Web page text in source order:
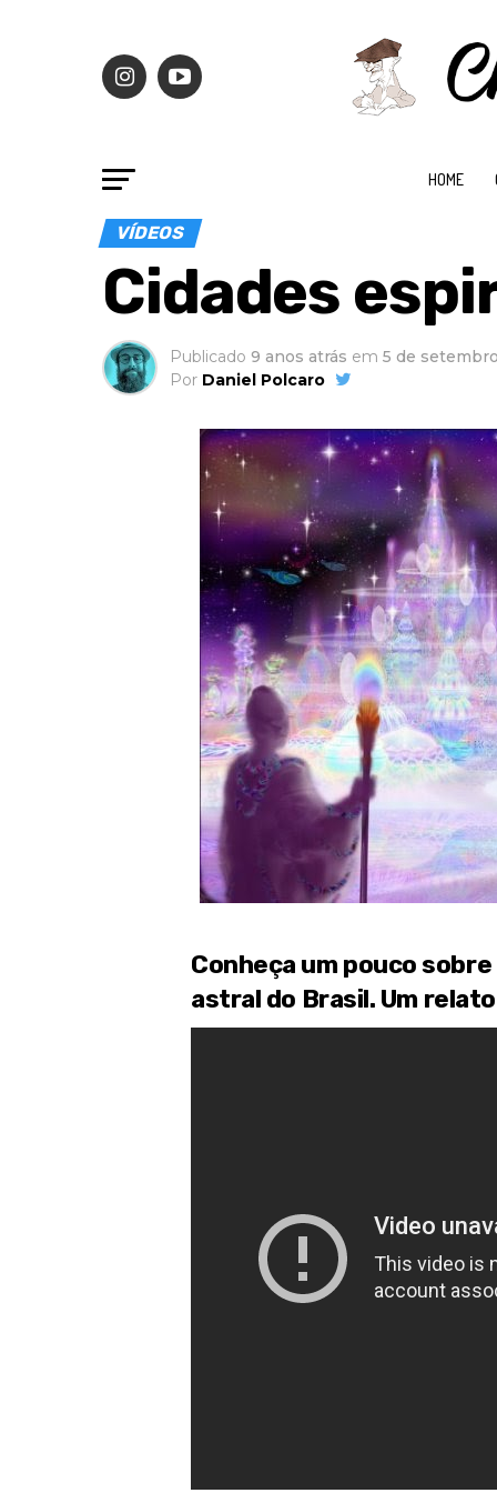
HOME
VÍDEOS
Cidades
Publicado 9 anos atrás em 5 de
Por Daniel Polcaro
Conheça um pouco
astral do Brasil. Um